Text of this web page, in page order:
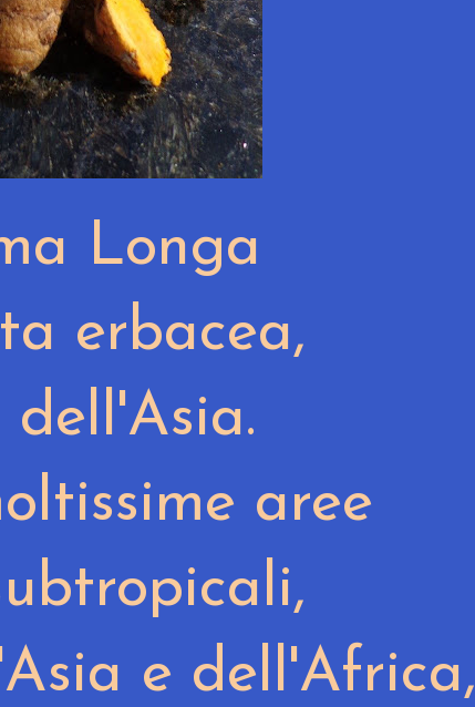
Longa
erbacea,
aree
e dell'Africa,